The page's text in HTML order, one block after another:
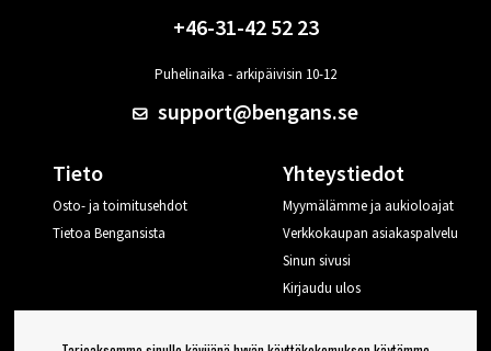
+46-31-42 52 23
Puhelinaika - arkipäivisin 10-12
support@bengans.se
Tieto
Osto- ja toimitusehdot
Tietoa Bengansista
Yhteystiedot
Myymälämme ja aukioloajat
Verkkokaupan asiakaspalvelu
Sinun sivusi
Kirjaudu ulos
Haluan vinkkejä Bengansilta